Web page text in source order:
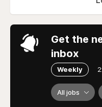
Get the
inbox
Weekly
All jobs